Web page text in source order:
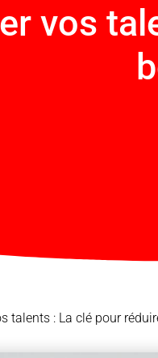
vos
talents : La clé pour